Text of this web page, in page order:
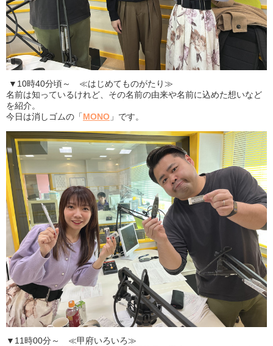
▼10時40分頃～ ≪はじめてものがたり≫
名前は知っているけれど、その名前の由来や名前に込めた想いなど
を紹介。
今日は消しゴムの「MONO 」です。
▼11時00分～ ≪甲府いろいろ≫